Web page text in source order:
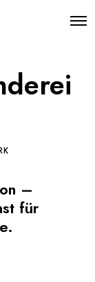
O
e
n
–
für